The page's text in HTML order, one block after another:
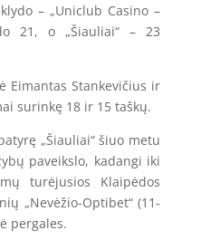
– „Uniclub Casino –
21, o „Šiauliai“ – 23
Eimantas Stankevičius ir
surinkę 18 ir 15 taškų.
„Šiauliai“ šiuo metu
paveikslo, kadangi iki
turėjusios Klaipėdos
„Nevėžio-Optibet“ (11-
pergales.